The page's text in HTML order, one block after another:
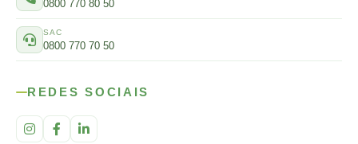
0800 770 80 50
SAC
0800 770 70 50
REDES SOCIAIS